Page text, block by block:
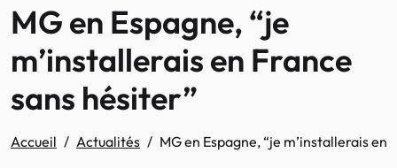
MG en Espagne, “je
m’installerais en France
sans hésiter”
Accueil Actualités MG en Espagne, “je m’installerais en